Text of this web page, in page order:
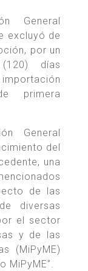
General
excluyó de
por un
días
primera
General
del
una
de las
diversas
el sector
y de las
(MiPyME)
MiPyME”.